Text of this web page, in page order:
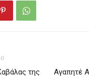
της
Αγαπητέ